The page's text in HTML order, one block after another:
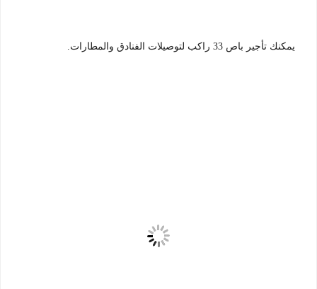
يمكنك تأجير باص 33 راكب لتوصيلات الفنادق والمطارات.